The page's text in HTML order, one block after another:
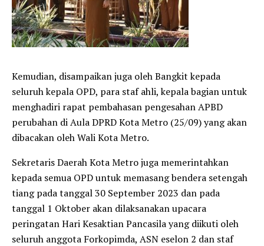
Kemudian, disampaikan juga oleh Bangkit kepada
seluruh kepala OPD, para staf ahli, kepala bagian untuk
menghadiri rapat pembahasan pengesahan APBD
perubahan di Aula DPRD Kota Metro (25/09) yang akan
dibacakan oleh Wali Kota Metro.
Sekretaris Daerah Kota Metro juga memerintahkan
kepada semua OPD untuk memasang bendera setengah
tiang pada tanggal 30 September 2023 dan pada
tanggal 1 Oktober akan dilaksanakan upacara
peringatan Hari Kesaktian Pancasila yang diikuti oleh
seluruh anggota Forkopimda, ASN eselon 2 dan staf